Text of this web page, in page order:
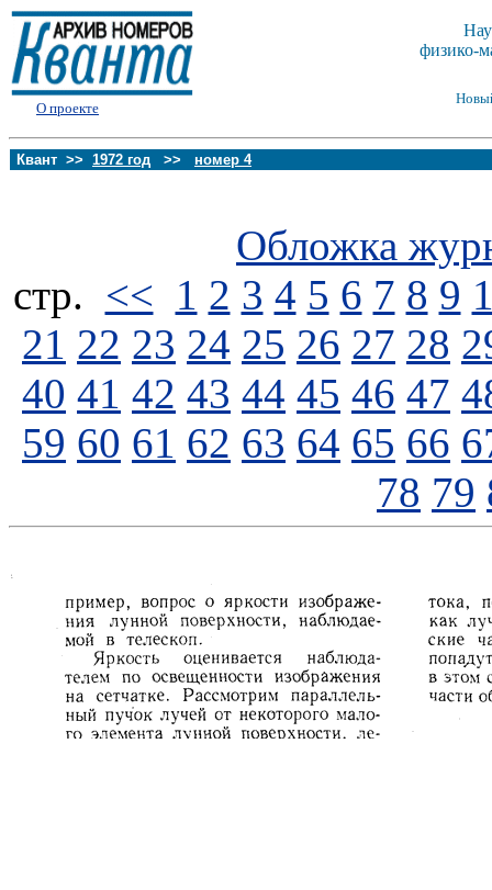
О проекте
физико-
Квант >> 1972 год >> номер 4
Обложка
стp. << 1 2 3 4 5 6 7 8 9
21 22 23 24 25 26 27 28
40 41 42 43 44 45 46 47
59 60 61 62 63 64 65 66
78 79